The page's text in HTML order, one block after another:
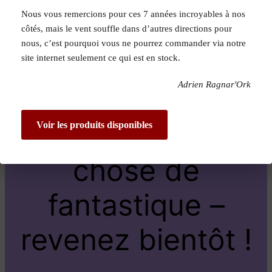
Pardon pour le
dérangement !
Nous travaillons
sur quelque
chose de
fantastique –
revenez bientôt !
Nous vous remercions pour ces 7 années incroyables à nos
côtés, mais le vent souffle dans d’autres directions pour
nous, c’est pourquoi vous ne pourrez commander via notre
site internet seulement ce qui est en stock.
Adrien Ragnar'Ork
Voir les produits disponibles